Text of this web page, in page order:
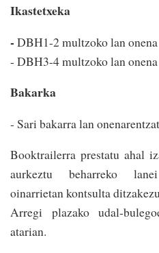
Ikastetxeka
- DBH1-2 multzoko lan onena
- DBH3-4 multzoko lan onena
Bakarka
- Sari bakarra lan onenarentzat
Booktrailerra prestatu ahal
aurkeztu beharreko
oinarrietan kontsulta
Arregi plazako udal-
atarian.